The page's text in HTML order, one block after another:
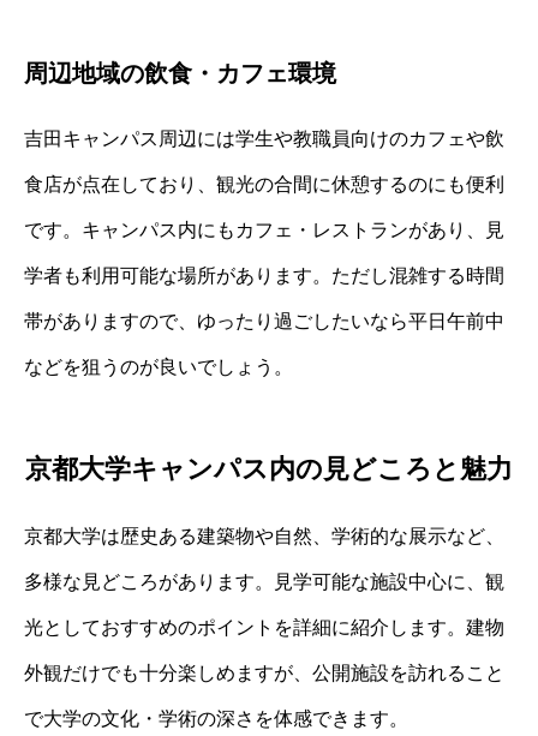
周辺地域の飲食・カフェ環境
吉田キャンパス周辺には学生や教職員向けのカフェや飲
食店が点在しており、観光の合間に休憩するのにも便利
です。キャンパス内にもカフェ・レストランがあり、見
学者も利用可能な場所があります。ただし混雑する時間
帯がありますので、ゆったり過ごしたいなら平日午前中
などを狙うのが良いでしょう。
京都大学キャンパス内の見どころと魅力
京都大学は歴史ある建築物や自然、学術的な展示など、
多様な見どころがあります。見学可能な施設中心に、観
光としておすすめのポイントを詳細に紹介します。建物
外観だけでも十分楽しめますが、公開施設を訪れること
で大学の文化・学術の深さを体感できます。